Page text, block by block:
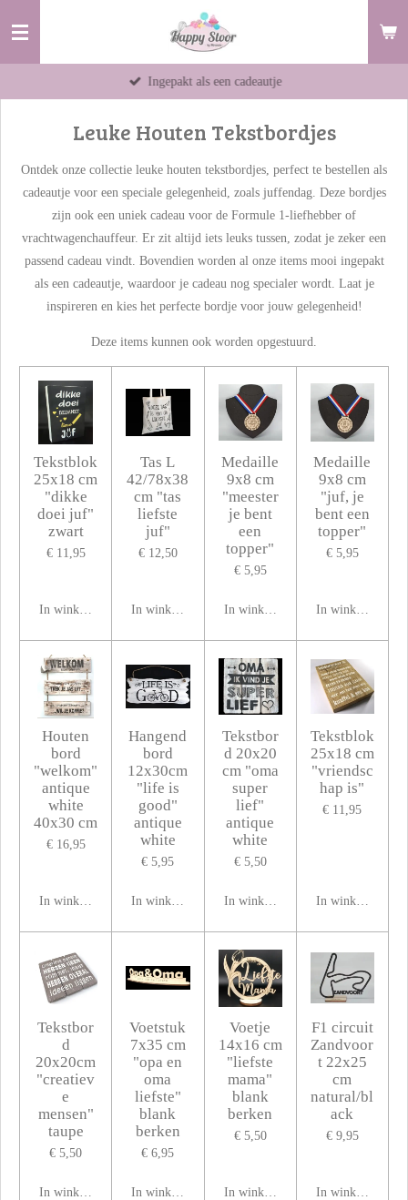
direct
naar
Ingepakt als een cadeautje
Leuke Houten Tekstbordjes
Ontdek onze collectie leuke houten tekstbordjes, perfect te bestellen als
cadeautje voor een speciale gelegenheid, zoals juffendag. Deze bordjes
zijn ook een uniek cadeau voor de Formule 1-liefhebber of
vrachtwagenchauffeur. Er zit altijd iets leuks tussen, zodat je zeker een
passend cadeau vindt. Bovendien worden al onze items mooi ingepakt
als een cadeautje, waardoor je cadeau nog specialer wordt. Laat je
inspireren en kies het perfecte bordje voor jouw gelegenheid!
Deze items kunnen ook worden opgestuurd.
Tekstblok
25x18 cm
"dikke
doei juf"
zwart
€ 11,95
In winkelwagen
Tas L
42/78x38
cm "tas
liefste
juf"
€ 12,50
In winkelwagen
Medaille
9x8 cm
"meester
je bent
een
topper"
€ 5,95
In winkelwagen
Medaille
9x8 cm
"juf, je
bent een
topper"
€ 5,95
In winkelwagen
Houten
bord
"welkom"
antique
white
40x30 cm
€ 16,95
In winkelwagen
Hangend
bord
12x30cm
"life is
good"
antique
white
€ 5,95
In winkelwagen
Tekstbor
d 20x20
cm "oma
super
lief"
antique
white
€ 5,50
In winkelwagen
Tekstblok
25x18 cm
"vriendsc
hap is"
€ 11,95
In winkelwagen
Tekstbor
d
20x20cm
"creatiev
e
mensen"
taupe
€ 5,50
In winkelwagen
Voetstuk
7x35 cm
"opa en
oma
liefste"
blank
berken
€ 6,95
In winkelwagen
Voetje
14x16 cm
"liefste
mama"
blank
berken
€ 5,50
In winkelwagen
F1 circuit
Zandvoor
t 22x25
cm
natural/bl
ack
€ 9,95
In winkelwagen